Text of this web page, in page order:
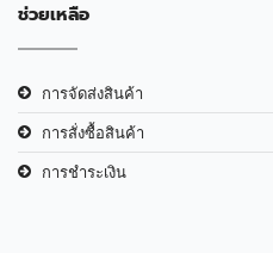
ช่วยเหลือ
การจัดส่งสินค้า
การสั่งซื้อสินค้า
การชำระเงิน